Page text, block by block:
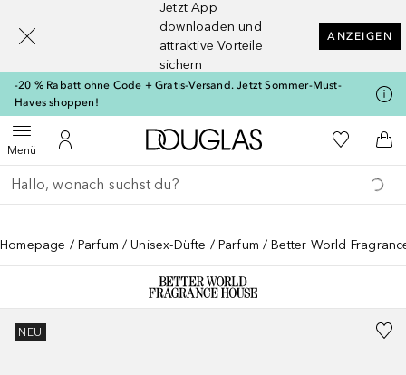
Jetzt App
downloaden und
attraktive Vorteile
sichern
ANZEIGEN
-20 % Rabatt ohne Code + Gratis-Versand. Jetzt Sommer-Must-
Haves shoppen!
MenüMenü öffnenZu Meinem Kundenkonto
Zur Douglas Startseite
Zu Meiner
Gehe zurück
Suche ausführen
Homepage Parfum Unisex-Düfte Parfum Better World
NEU
[navigation.slideout.screenreader]